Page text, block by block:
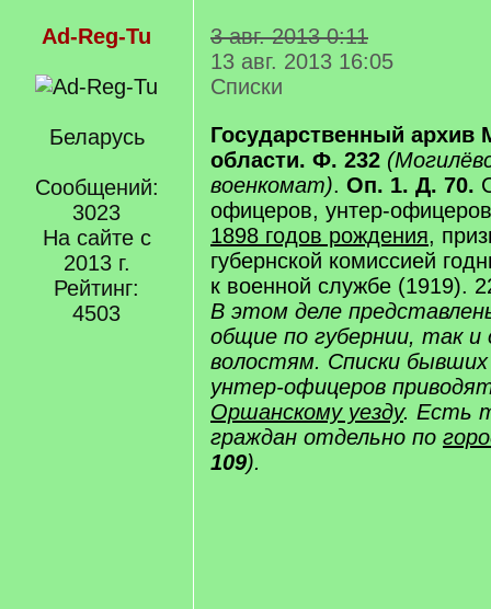
Ad-Reg-Tu
Беларусь
Сообщений:
3023
На сайте с
2013 г.
Рейтинг:
4503
3 авг. 2013 0:11
13 авг. 2013 16:05
Списки
Государственный архив
области. Ф. 232
военкомат). Оп. 1. Д. 70.
офицеров, унтер-
1898 годов рождения,
губернской комиссией
к военной службе (1919).
В этом деле
общие по губернии, так и
волостям. Списки
унтер-офицеров
Оршанскому уезду. Есть
граждан отдельно по
109).